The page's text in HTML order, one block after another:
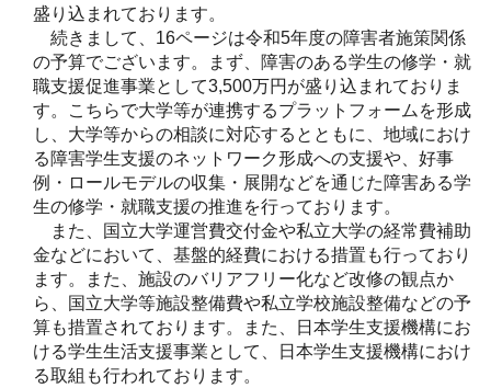
盛り込まれております。
続きまして、16ページは令和5年度の障害者施策関係
の予算でございます。まず、障害のある学生の修学・就
職支援促進事業として3,500万円が盛り込まれておりま
す。こちらで大学等が連携するプラットフォームを形成
し、大学等からの相談に対応するとともに、地域におけ
る障害学生支援のネットワーク形成への支援や、好事
例・ロールモデルの収集・展開などを通じた障害ある学
生の修学・就職支援の推進を行っております。
また、国立大学運営費交付金や私立大学の経常費補助
金などにおいて、基盤的経費における措置も行っており
ます。また、施設のバリアフリー化など改修の観点か
ら、国立大学等施設整備費や私立学校施設整備などの予
算も措置されております。また、日本学生支援機構にお
ける学生生活支援事業として、日本学生支援機構におけ
る取組も行われております。